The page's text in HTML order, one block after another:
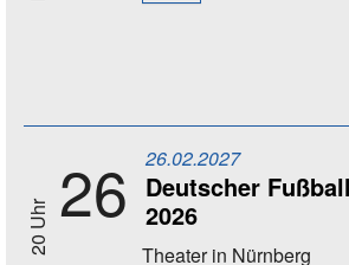
20 Uhr 26 26.02.2027
Deutscher
2026
Theaterin Nürnberg